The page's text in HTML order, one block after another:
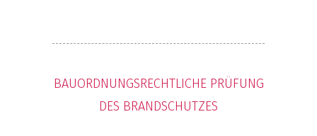
BAUORDNUNGSRECHTLICHE PRÜFUNG
DES BRANDSCHUTZES